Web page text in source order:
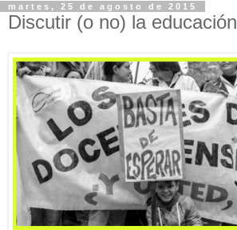
martes, 25 de agosto de 2015
Discutir (o no) la educación